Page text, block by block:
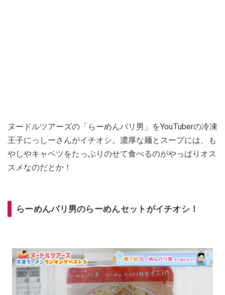
ヌードルツアーズの「らーめんバリ男」をYouTuberの冷凍
王子にっしーさんがイチオシ。濃厚な麺とスープには、も
やしやキャベツをたっぷりのせて食べるのがやっぱりオス
スメなのだとか！
らーめんバリ男のらーめんセットがイチオシ！